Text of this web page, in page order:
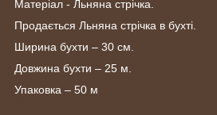
Матеріал - Льняна стрічка.
Продається Льняна стрічка в бухті.
Ширина бухти – 30 см.
Довжина бухти – 25 м.
Упаковка – 50 м